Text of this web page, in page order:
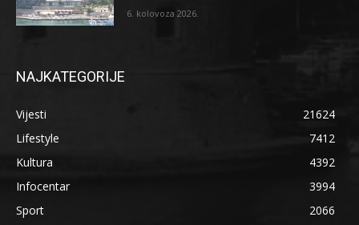
6. kolovoza 2026.
NAJKATEGORIJE
Vijesti
21624
Lifestyle
7412
Kultura
4392
Infocentar
3994
Sport
2066